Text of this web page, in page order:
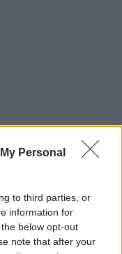
Personal
to third parties, or
information for
below opt-out
note that after your